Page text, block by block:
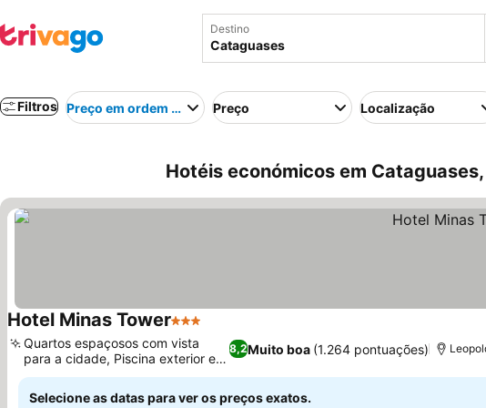
Destino
Filtros Preço em ordem crescentePreço Localização
Hotéis económicos em
Hotel Minas Tower3 Estrelas
8,2Muito boa (1.264 pontuações)
Quartos espaçosos com vista
para a cidade, Piscina exterior e
sauna
Selecione as datas para ver os preços exatos.